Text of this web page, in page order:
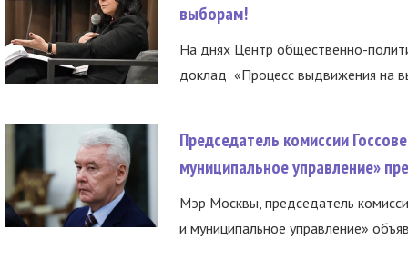
выборам!
На днях Центр общественно-
доклад «Процесс выдвижения на
Председатель комиссии
муниципальное управление»
Мэр Москвы, председатель
и муниципальное управление»